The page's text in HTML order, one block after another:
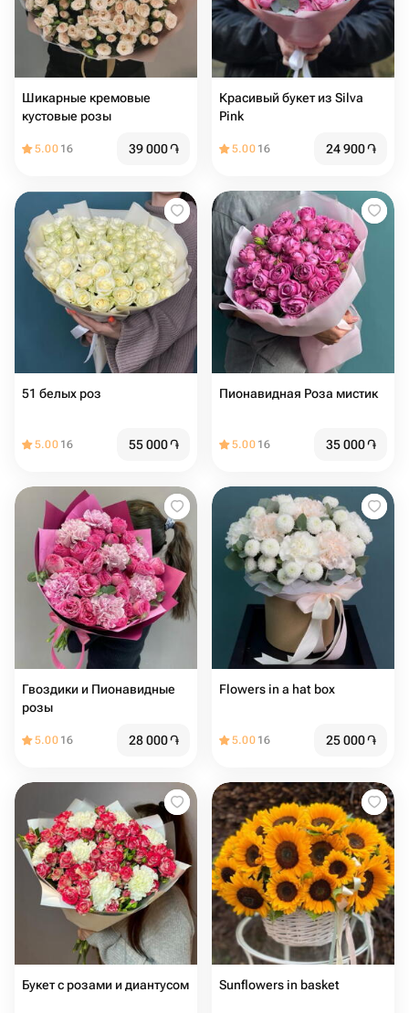
Шикарные кремовые
кустовые розы
5.00 16 39 000֏
Красивый букет из Silva
Pink
5.00 16 24 900֏
51 белых роз
5.00 16 55 000֏
Пионавидная Роза мистик
5.00 16 35 000֏
Гвоздики и Пионавидные
розы
5.00 16 28 000֏
Flowers in a hat box
5.00 16 25 000֏
Букет с розами и диантусом Sunflowers in basket